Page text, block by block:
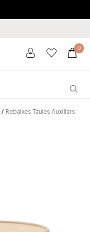
0
/ Rebaixes Taules Auxiliars